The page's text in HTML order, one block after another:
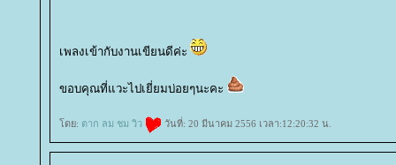
เพลงเข้ากับงานเขียนดีค่ะ
ขอบคุณที่แวะไปเยี่ยมบ่อยๆนะคะ
ดย: ตาก ลม ชม วิว วันที่: 20 มีนาคม 2556 เวลา:12:20:32 น.